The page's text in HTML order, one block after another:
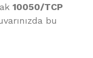
10050/TCP
bu